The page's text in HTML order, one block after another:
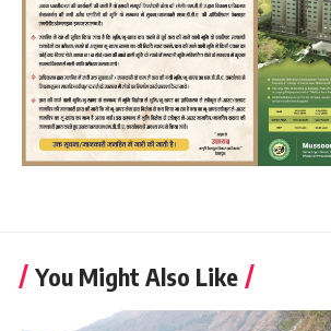
You Might Also Like